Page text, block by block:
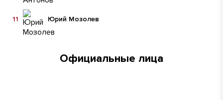
Юрий Мозолев
11
Официальные лица